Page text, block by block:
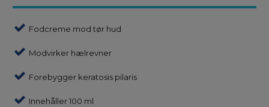
Fodcreme mod tør hud
Modvirker hælrevner
Forebygger keratosis pilaris
Innehåller 100 ml